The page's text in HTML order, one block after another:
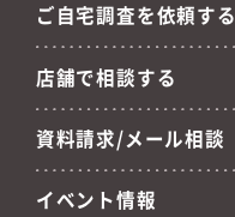
ご自宅調査を依頼する
店舗で相談する
資料請求/メール相談
イベント情報